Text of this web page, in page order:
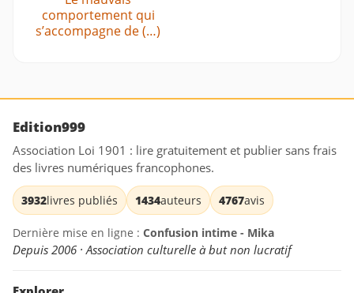
comportement qui
s’accompagne de (…)
Edition999
Association Loi 1901 : lire gratuitement et publier sans frais
des livres numériques francophones.
3932livres publiés 1434auteurs 4767avis
Dernière mise en ligne : Confusion intime - Mika
Depuis 2006 · Association culturelle à but non lucratif